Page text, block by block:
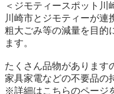
＜ジモティースポット川
川崎市とジモティーが連
粗⼤ごみ等の減量を⽬的
ます。
たくさん品物があります
家具家電などの不要品の